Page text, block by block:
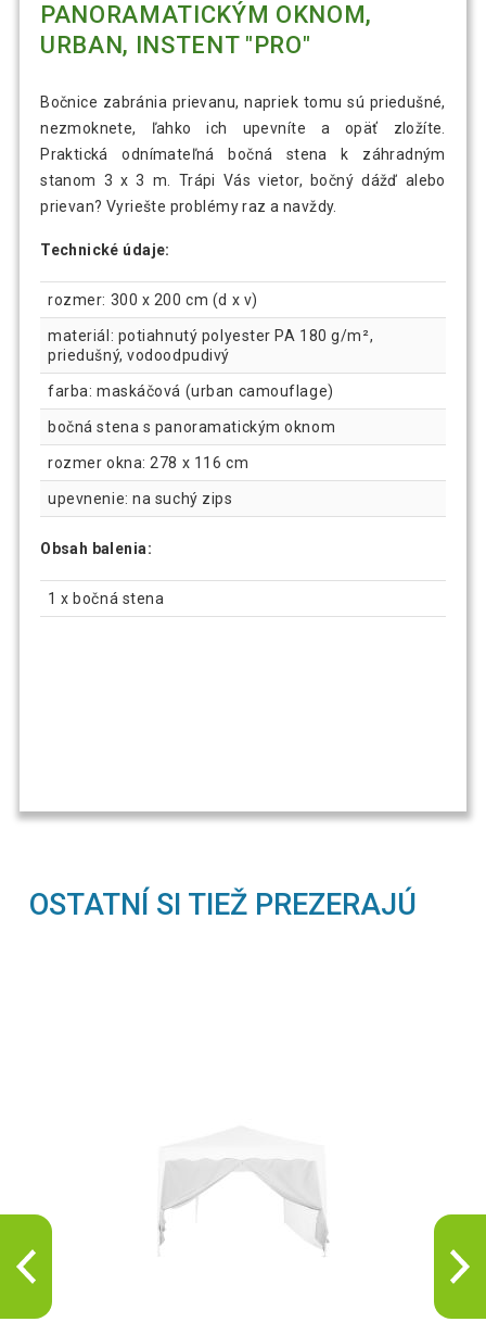
PANORAMATICKÝM OKNOM,
URBAN, INSTENT "PRO"
Bočnice zabránia prievanu, napriek tomu sú priedušné,
nezmoknete, ľahko ich upevníte a opäť zložíte.
Praktická odnímateľná bočná stena k záhradným
stanom 3 x 3 m. Trápi Vás vietor, bočný dážď alebo
prievan? Vyriešte problémy raz a navždy.
Technické údaje:
rozmer: 300 x 200 cm (d x v)
materiál: potiahnutý polyester PA 180 g/m²,
priedušný, vodoodpudivý
farba: maskáčová (urban camouflage)
bočná stena s panoramatickým oknom
rozmer okna: 278 x 116 cm
upevnenie: na suchý zips
Obsah balenia:
1 x bočná stena
OSTATNÍ SI TIEŽ PREZERAJÚ